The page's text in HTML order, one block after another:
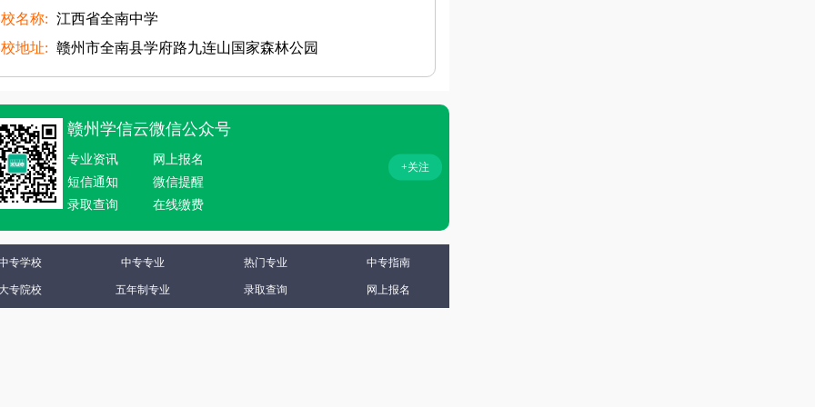
名称: 江西省全南中学
地址: 赣州市全南县学府路九连山国家森林公园
赣州学信云微信公众号
专业资讯
网上报名
短信通知
微信提醒
录取查询
在线缴费
+关注
专学校 中专专业 热门专业 中专指南
专院校 五年制专业 录取查询 网上报名